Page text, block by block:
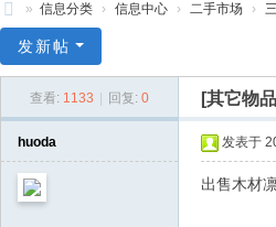
林
» 信息分类 › 信息中心 › 二手市场 ›
发新帖
查看: 1133 回复: 0 [其它物
huoda 发表于
出售木材